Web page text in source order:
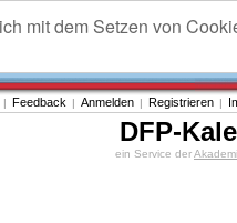
mit dem Setzen von
| Feedback | Anmelden | Registrieren |
DFP-
ein Service der